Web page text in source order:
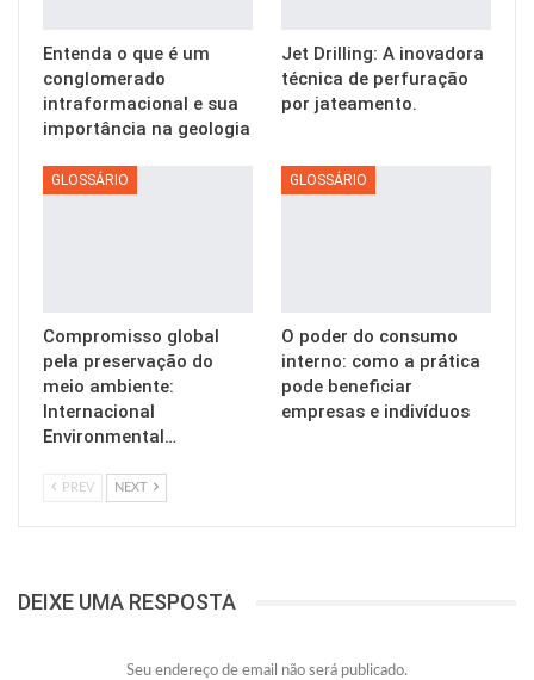
Entenda o que é um
conglomerado
intraformacional e sua
importância na geologia
Jet Drilling: A inovadora
técnica de perfuração
por jateamento.
GLOSSÁRIO
Compromisso global
pela preservação do
meio ambiente:
Internacional
Environmental…
GLOSSÁRIO
O poder do consumo
interno: como a prática
pode beneficiar
empresas e indivíduos
PREV NEXT
DEIXE UMA RESPOSTA
Seu endereço de email não será publicado.